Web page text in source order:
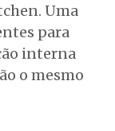
Uma
para
interna
o mesmo